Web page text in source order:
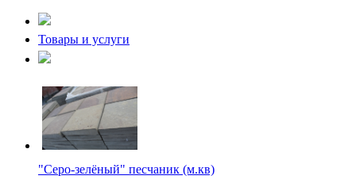
Товары и услуги
"Серо-зелёный" песчаник (м.кв)